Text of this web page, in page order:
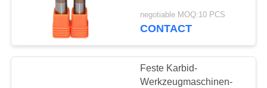
VERBINDUNG
Schaftfräser
Schaftfräser-Schneider
negotiable MOQ:10 PCS
CONTACT
Feste Karbid-
Werkzeugmaschinen-